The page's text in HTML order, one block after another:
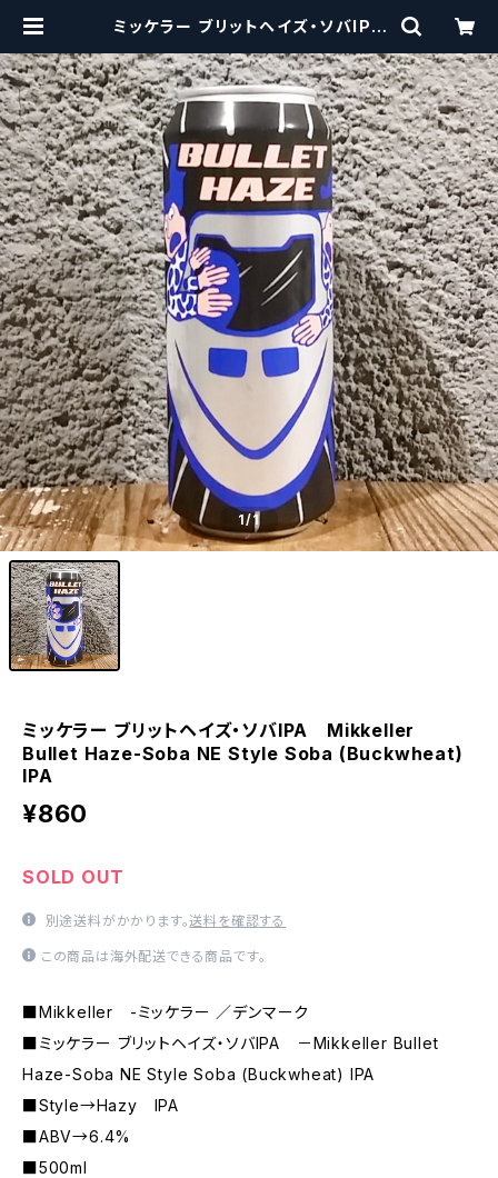
ミッケラー ブリットヘイズ・ソバIPA
NE Style Soba (Buckwheat) IP
A | craftbeerscissors
1/1
ミッケラー ブリットヘイズ・ソバIPA Mikkeller
Bullet Haze-Soba NE Style Soba (Buckwheat)
IPA
¥860
SOLD OUT
別途送料がかかります。送料を確認する
この商品は海外配送できる商品です。
■Mikkeller -ミッケラー ／デンマーク
■ミッケラー ブリットヘイズ・ソバIPA －Mikkeller Bullet
Haze-Soba NE Style Soba (Buckwheat) IPA
■Style→Hazy IPA
■ABV→6.4%
■500ml